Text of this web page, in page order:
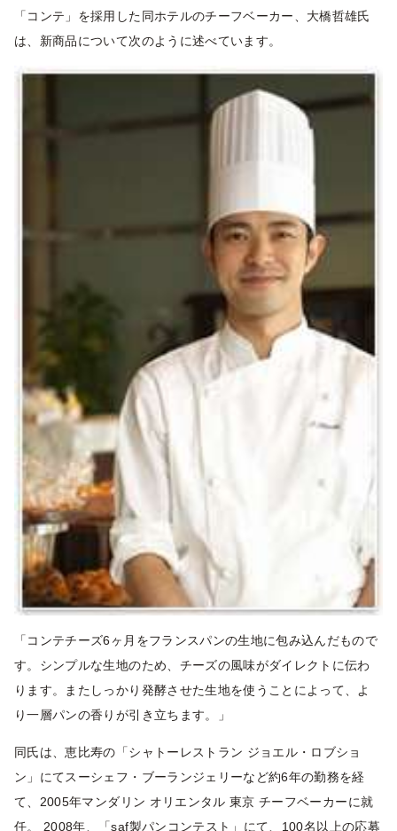
「コンテ」を採用した同ホテルのチーフベーカー、大橋哲雄氏
は、新商品について次のように述べています。
「コンテチーズ6ヶ月をフランスパンの生地に包み込んだもので
す。シンプルな生地のため、チーズの風味がダイレクトに伝わ
ります。またしっかり発酵させた生地を使うことによって、よ
り一層パンの香りが引き立ちます。」
同氏は、恵比寿の「シャトーレストラン ジョエル・ロブショ
ン」にてスーシェフ・ブーランジェリーなど約6年の勤務を経
て、2005年マンダリン オリエンタル 東京 チーフベーカーに就
任。 2008年、「saf製パンコンテスト」にて、100名以上の応募